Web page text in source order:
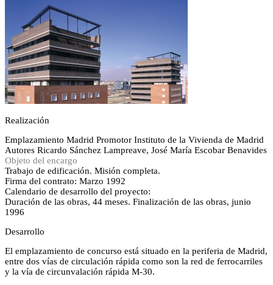
Realización
Emplazamiento Madrid Promotor Instituto de la Vivienda de Madrid
Autores Ricardo Sánchez Lampreave, José María Escobar Benavides
Objeto del encargo
Trabajo de edificación. Misión completa.
Firma del contrato: Marzo 1992
Calendario de desarrollo del proyecto:
Duración de las obras, 44 meses. Finalización de las obras, junio
1996
Desarrollo
El emplazamiento de concurso está situado en la periferia de Madrid,
entre dos vías de circulación rápida como son la red de ferrocarriles
y la vía de circunvalación rápida M-30.